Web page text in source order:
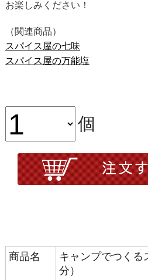
お楽しみください！
（関連商品）
スパイス屋の七味
スパイス屋の万能塩
個
商品名
キャンプでつくる
分）